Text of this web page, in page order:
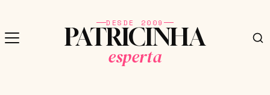
DESDE 2009
PATRICINHA
esperta